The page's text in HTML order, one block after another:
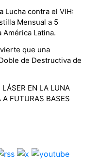
Lucha contra el VIH:
Mensual a 5
América Latina.
que una
de Destructiva de
LÁSER EN LA LUNA
A FUTURAS BASES